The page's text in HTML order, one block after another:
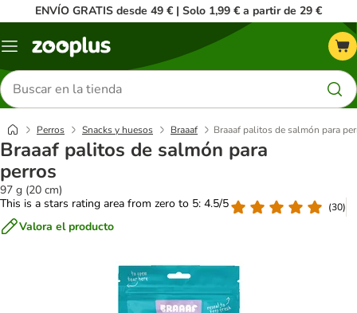
ENVÍO GRATIS desde 49 € | Solo 1,99 € a partir de 29 €
Menú
Buscar
productos
Perros Snacks y huesos Braaaf Braaaf palitos de salmón para
Braaaf palitos de salmón para
perros
97 g (20 cm)
This is a stars rating area from zero to 5: 4.5/5
(30)
Valora el producto